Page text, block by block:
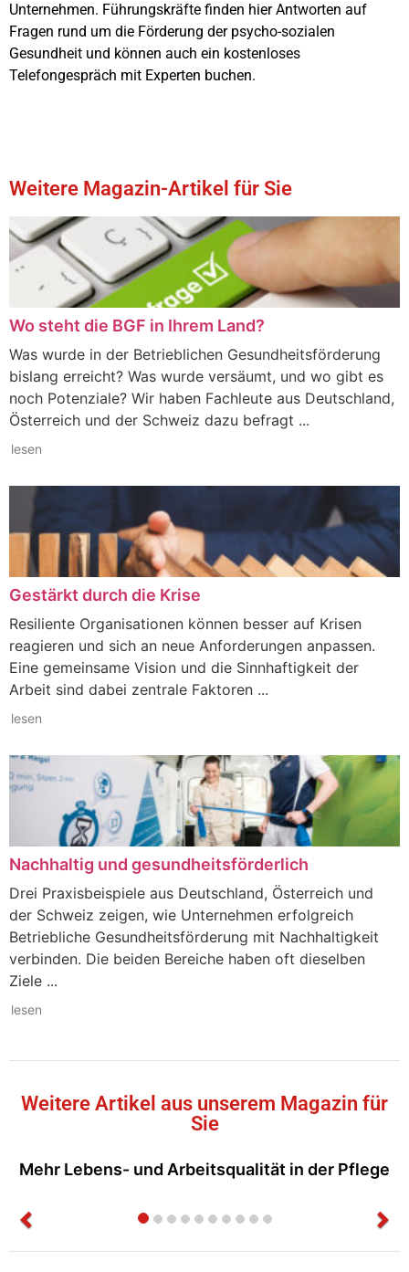
Unternehmen. Führungskräfte finden hier Antworten auf
Fragen rund um die Förderung der psycho-sozialen
Gesundheit und können auch ein kostenloses
Telefongespräch mit Experten buchen.
Weitere Magazin-Artikel für Sie
Wo steht die BGF in Ihrem Land?
Was wurde in der Betrieblichen Gesundheitsförderung
bislang erreicht? Was wurde versäumt, und wo gibt es
noch Potenziale? Wir haben Fachleute aus Deutschland,
Österreich und der Schweiz dazu befragt ...
lesen
Gestärkt durch die Krise
Resiliente Organisationen können besser auf Krisen
reagieren und sich an neue Anforderungen anpassen.
Eine gemeinsame Vision und die Sinnhaftigkeit der
Arbeit sind dabei zentrale Faktoren ...
lesen
Nachhaltig und gesundheitsförderlich
Drei Praxisbeispiele aus Deutschland, Österreich und
der Schweiz zeigen, wie Unternehmen erfolgreich
Betriebliche Gesundheitsförderung mit Nachhaltigkeit
verbinden. Die beiden Bereiche haben oft dieselben
Ziele ...
lesen
Weitere Artikel aus unserem Magazin für
Sie
Mehr Lebens- und Arbeitsqualität in der Pflege